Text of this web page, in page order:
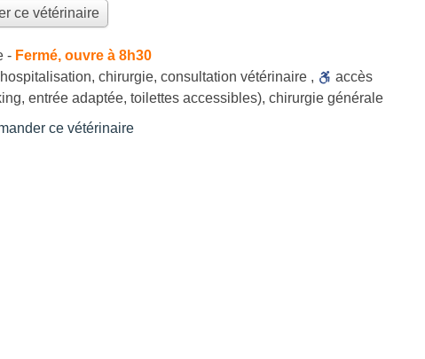
ce vétérinaire
- Fermé, ouvre à 8h30
hospitalisation, chirurgie, consultation vétérinaire ,
accès
entrée adaptée, toilettes accessibles), chirurgie générale
ce vétérinaire